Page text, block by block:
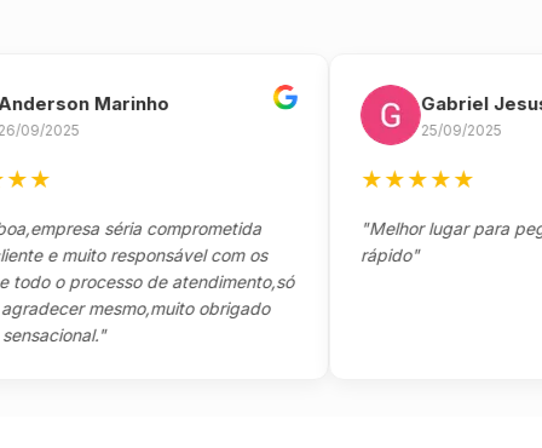
Marinho
séria comprometida
muito responsável com os
o processo de atendimento,só
mesmo,muito obrigado
Gabriel Jesus
25/09/2025
★★★
"Melhor lugar para pegar
rápido"